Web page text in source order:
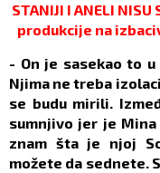
STANIJI I ANELI NISU
produkcije na
- On je sasekao to
Njima ne treba
se budu mirili.
sumnjivo jer je
znam šta je njoj
možete da sednete.